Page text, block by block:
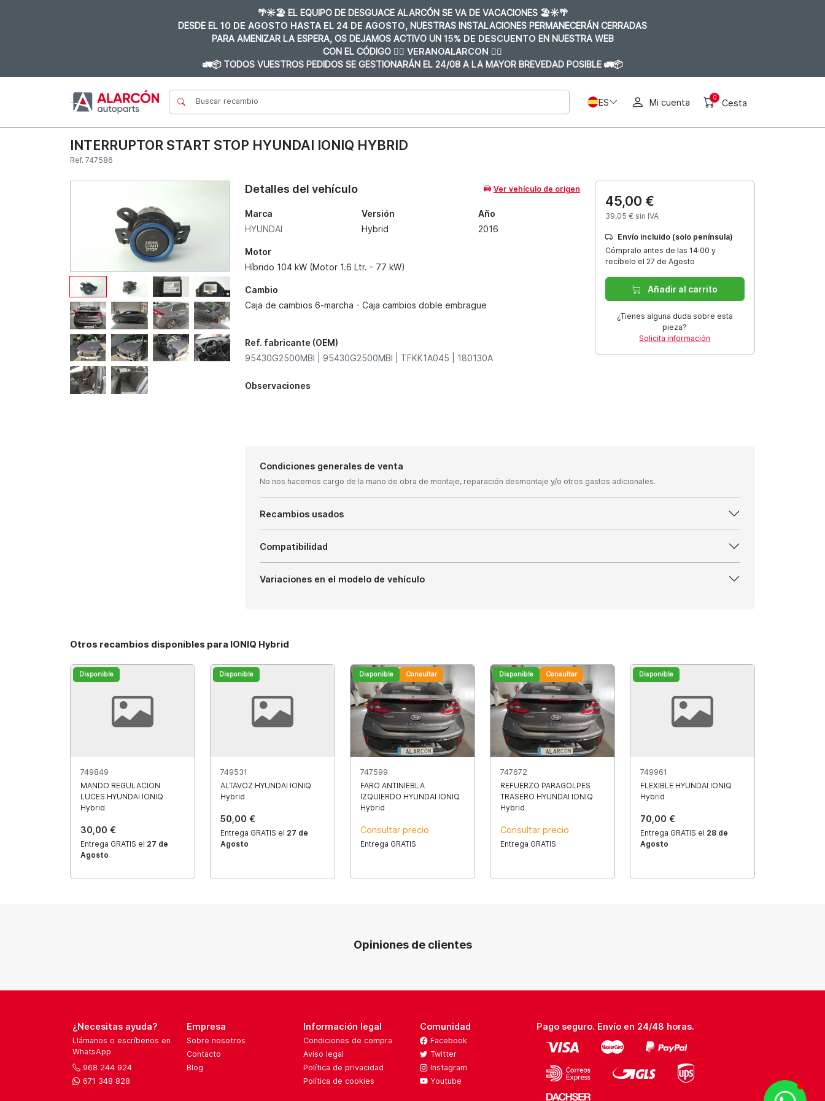
🌴☀️🏖️ EL EQUIPO DE DESGUACE ALARCÓN SE VA DE VACACIONES 🏖️☀️🌴
DESDE EL 10 DE AGOSTO HASTA EL 24 DE AGOSTO, NUESTRAS INSTALACIONES PERMANECERÁN CERRADAS
PARA AMENIZAR LA ESPERA, OS DEJAMOS ACTIVO UN 15% DE DESCUENTO EN NUESTRA WEB
CON EL CÓDIGO 👉🏼 VERANOALARCON 👈🏼
🚛📦 TODOS VUESTROS PEDIDOS SE GESTIONARÁN EL 24/08 A LA MAYOR BREVEDAD POSIBLE 🚛📦
ES Mi cuenta 0
Cesta
INTERRUPTOR START STOP HYUNDAI IONIQ HYBRID
Ref. 747586
Detalles del vehículo Ver vehículo de origen
Marca
HYUNDAI
Versión
Hybrid
Año
2016
Motor
Híbrido 104 kW (Motor 1.6 Ltr. - 77 kW)
Cambio
Caja de cambios 6-marcha - Caja cambios doble embrague
Ref. fabricante (OEM)
95430G2500MBI | 95430G2500MBI | TFKK1A045 | 180130A
Observaciones
45,00 €
39,05 € sin IVA
Envío incluido (solo península)
Cómpralo antes de las 14:00 y
recíbelo el 27 de Agosto
Añadir al carrito
¿Tienes alguna duda sobre esta
pieza?
Solicita información
Condiciones generales de venta
No nos hacemos cargo de la mano de obra de montaje, reparación desmontaje y/o otros gastos adicionales.
Recambios usados
Compatibilidad
Variaciones en el modelo de vehículo
Otros recambios disponibles para IONIQ Hybrid
Disponible
749849
MANDO REGULACION
LUCES HYUNDAI IONIQ
Hybrid
30,00 €
Entrega GRATIS el 27 de
Agosto
Disponible
749531
ALTAVOZ HYUNDAI IONIQ
Hybrid
50,00 €
Entrega GRATIS el 27 de
Agosto
Disponible Consultar
747599
FARO ANTINIEBLA
IZQUIERDO HYUNDAI IONIQ
Hybrid
Consultar precio
Entrega GRATIS
Disponible Consultar
747672
REFUERZO PARAGOLPES
TRASERO HYUNDAI IONIQ
Hybrid
Consultar precio
Entrega GRATIS
Disponible
749961
FLEXIBLE HYUNDAI IONIQ
Hybrid
70,00 €
Entrega GRATIS el 28 de
Agosto
Opiniones de clientes
¿Necesitas ayuda?
Llámanos o escríbenos en
WhatsApp
968 244 924
671 348 828
Empresa
Sobre nosotros
Contacto
Blog
Información legal
Condiciones de compra
Aviso legal
Política de privacidad
Política de cookies
Comunidad
Facebook
Twitter
Instagram
Youtube
Pago seguro. Envío en 24/48 horas.